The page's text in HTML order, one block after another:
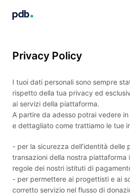
Privacy Policy
I tuoi dati personali sono sempre
rispetto della tua privacy ed
ai servizi della piattaforma.
A partire da adesso potrai vedere
e dettagliato come trattiamo le tue
- per la sicurezza dell’identità delle
transazioni della nostra piattaforma
regole dei nostri istituti di
- per permettere ai progettisti e ai
corretto servizio nel flusso di